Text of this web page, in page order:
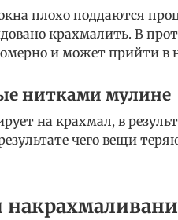
плохо поддаются
крахмалить. В
и может прийти в
нитками мулине
на крахмал, в
чего вещи